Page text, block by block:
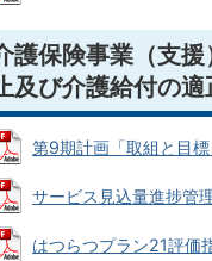
護保険事業（支
及び介護給付の
第9期計画「取組と目
サービス見込量進捗管
はつらつプラン21評価